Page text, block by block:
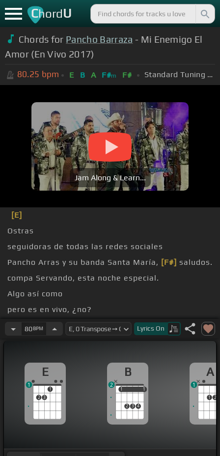
ChordU
Chords for Pancho Barraza - Mi Enemigo El
Amor (En Vivo 2017)
80.25 bpm E B A F#m F# Standard Tuning (EADGBE)
Jam Along & Learn...
[E]
Ostras
seguidoras de todas las redes sociales
Pancho Arras y su banda Santa María, [F#] saludos.
compa Servando, esta noche especial.
Algo así como
pero es en vivo, ¿no?
entre más amor más celos
80BPM Lyrics On
E
2 3
1
1
B
1
2 3 4
1
1 1
2
A
1 2
1